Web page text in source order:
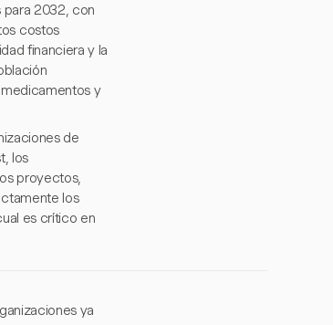
para 2032, con
costos
financiera y la
y
de
los
proyectos,
los
es crítico en
ya